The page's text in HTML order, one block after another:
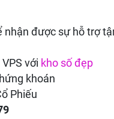
nhận được sự hỗ trợ
với kho số đẹp
khoán
Phiếu